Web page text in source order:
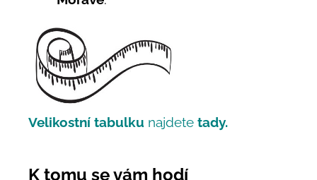
Velikostní tabulku najdete tady.